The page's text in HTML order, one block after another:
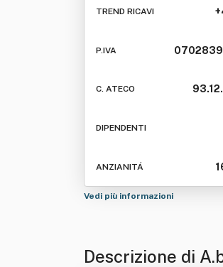
Dilettanti Stica A
TREND RICAVI
P.IVA
C. ATECO
DIPENDENTI
ANZIANITÁ
Vedi più informazioni
Descrizione di